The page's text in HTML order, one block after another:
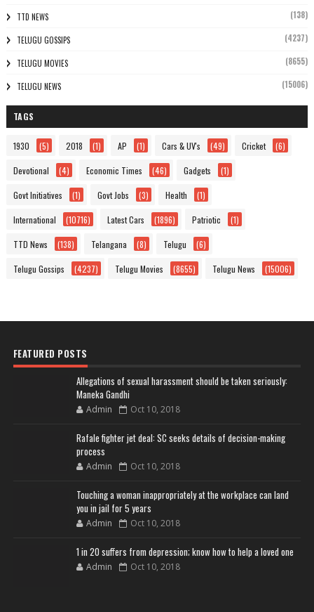
TTD NEWS (138)
TELUGU GOSSIPS (4237)
TELUGU MOVIES (8655)
TELUGU NEWS (15006)
TAGS
1930 (5) 2018 (1) AP (1) Cars & UV's (49) Cricket (6)
Devotional (4) Economic Times (46) Gadgets (1)
Govt Initiatives (1) Govt Jobs (3) Health (1)
International (10716) Latest Cars (1896) Patriotic (1)
TTD News (138) Telangana (8) Telugu (6)
Telugu Gossips (4237) Telugu Movies (8655) Telugu News (15006)
FEATURED POSTS
Allegations of sexual harassment should be taken seriously:
Maneka Gandhi
Admin Oct 10, 2018
Rafale fighter jet deal: SC seeks details of decision-making
process
Admin Oct 10, 2018
Touching a woman inappropriately at the workplace can land
you in jail for 5 years
Admin Oct 10, 2018
1 in 20 suffers from depression; know how to help a loved one
Admin Oct 10, 2018